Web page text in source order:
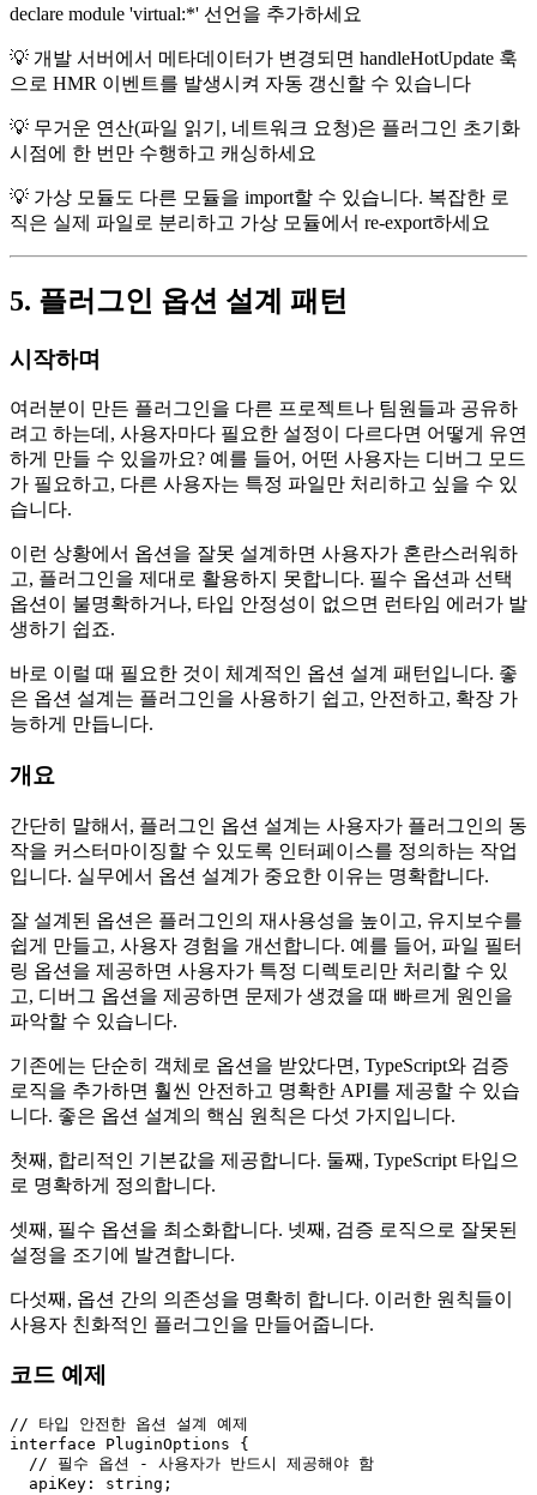
declare module 'virtual:*' 선언을 추가하세요
💡 개발 서버에서 메타데이터가 변경되면 handleHotUpdate 훅
으로 HMR 이벤트를 발생시켜 자동 갱신할 수 있습니다
💡 무거운 연산(파일 읽기, 네트워크 요청)은 플러그인 초기화
시점에 한 번만 수행하고 캐싱하세요
💡 가상 모듈도 다른 모듈을 import할 수 있습니다. 복잡한 로
직은 실제 파일로 분리하고 가상 모듈에서 re-export하세요
5. 플러그인 옵션 설계 패턴
시작하며
여러분이 만든 플러그인을 다른 프로젝트나 팀원들과 공유하
려고 하는데, 사용자마다 필요한 설정이 다르다면 어떻게 유연
하게 만들 수 있을까요? 예를 들어, 어떤 사용자는 디버그 모드
가 필요하고, 다른 사용자는 특정 파일만 처리하고 싶을 수 있
습니다.
이런 상황에서 옵션을 잘못 설계하면 사용자가 혼란스러워하
고, 플러그인을 제대로 활용하지 못합니다. 필수 옵션과 선택
옵션이 불명확하거나, 타입 안정성이 없으면 런타임 에러가 발
생하기 쉽죠.
바로 이럴 때 필요한 것이 체계적인 옵션 설계 패턴입니다. 좋
은 옵션 설계는 플러그인을 사용하기 쉽고, 안전하고, 확장 가
능하게 만듭니다.
개요
간단히 말해서, 플러그인 옵션 설계는 사용자가 플러그인의 동
작을 커스터마이징할 수 있도록 인터페이스를 정의하는 작업
입니다. 실무에서 옵션 설계가 중요한 이유는 명확합니다.
잘 설계된 옵션은 플러그인의 재사용성을 높이고, 유지보수를
쉽게 만들고, 사용자 경험을 개선합니다. 예를 들어, 파일 필터
링 옵션을 제공하면 사용자가 특정 디렉토리만 처리할 수 있
고, 디버그 옵션을 제공하면 문제가 생겼을 때 빠르게 원인을
파악할 수 있습니다.
기존에는 단순히 객체로 옵션을 받았다면, TypeScript와 검증
로직을 추가하면 훨씬 안전하고 명확한 API를 제공할 수 있습
니다. 좋은 옵션 설계의 핵심 원칙은 다섯 가지입니다.
첫째, 합리적인 기본값을 제공합니다. 둘째, TypeScript 타입으
로 명확하게 정의합니다.
셋째, 필수 옵션을 최소화합니다. 넷째, 검증 로직으로 잘못된
설정을 조기에 발견합니다.
다섯째, 옵션 간의 의존성을 명확히 합니다. 이러한 원칙들이
사용자 친화적인 플러그인을 만들어줍니다.
코드 예제
// 타입 안전한 옵션 설계 예제
interface PluginOptions {
// 필수 옵션 - 사용자가 반드시 제공해야 함
apiKey : string;